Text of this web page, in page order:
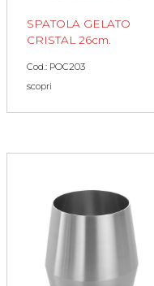
SPATOLA GELATO
CRISTAL 26cm.
Cod.: POC203
scopri